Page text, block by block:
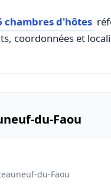
chambres d'hôtes
coordonnées et
du-Faou
du-Faou